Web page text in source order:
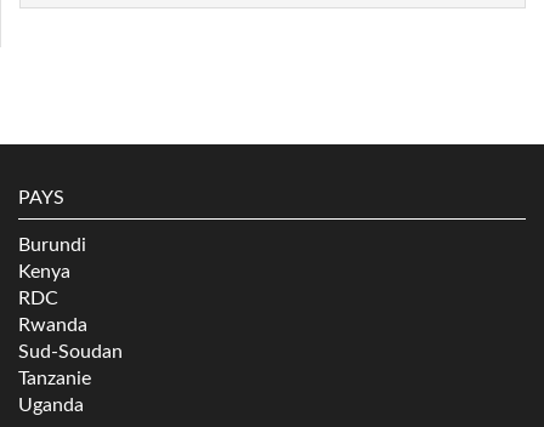
PAYS
Burundi
Kenya
RDC
Rwanda
Sud-Soudan
Tanzanie
Uganda